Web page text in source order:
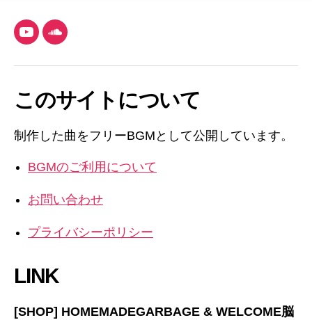
YouTubeSoundCloud
このサイトについて
制作した曲をフリーBGMとして公開しています。
BGMのご利用について
お問い合わせ
プライバシーポリシー
LINK
[SHOP] HOMEMADEGARBAGE & WELCOME脳